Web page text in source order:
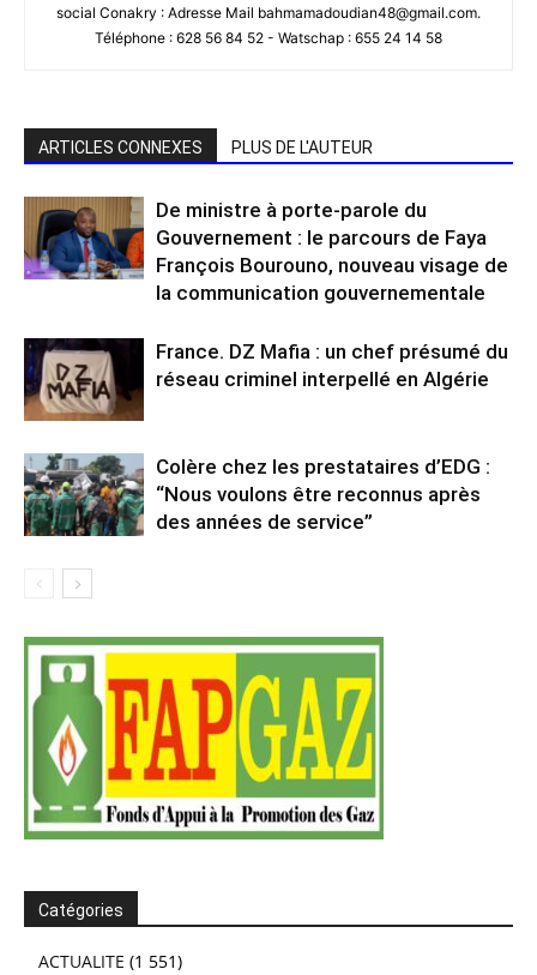
social Conakry : Adresse Mail bahmamadoudian48@gmail.com.
Téléphone : 628 56 84 52 - Watschap : 655 24 14 58
ARTICLES CONNEXES PLUS DE L'AUTEUR
De ministre à porte-parole du
Gouvernement : le parcours de Faya
François Bourouno, nouveau visage de
la communication gouvernementale
France. DZ Mafia : un chef présumé du
réseau criminel interpellé en Algérie
Colère chez les prestataires d’EDG :
“Nous voulons être reconnus après
des années de service”
Catégories
ACTUALITE (1 551)